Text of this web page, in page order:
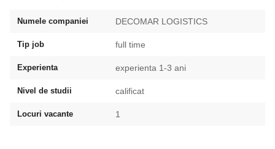
Numele companiei DECOMAR LOGISTICS
Tip job full time
Experienta experienta 1-3 ani
Nivel de studii calificat
Locuri vacante 1